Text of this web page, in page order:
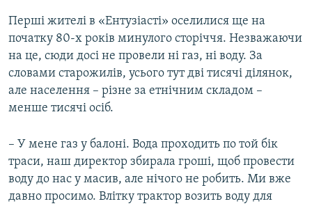
Перші жителі в «Ентузіасті» оселилися ще на
початку 80-х років минулого сторіччя. Незважаючи
на це, сюди досі не провели ні газ, ні воду. За
словами старожилів, усього тут дві тисячі ділянок,
але населення – різне за етнічним складом –
менше тисячі осіб.
– У мене газ у балоні. Вода проходить по той бік
траси, наш директор збирала гроші, щоб провести
воду до нас у масив, але нічого не робить. Ми вже
давно просимо. Влітку трактор возить воду для